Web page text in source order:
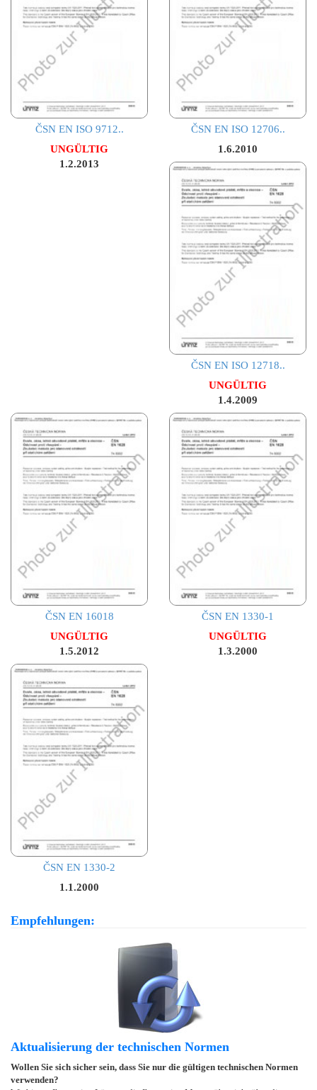
ČSN EN ISO 9712..
UNGÜLTIG
1.2.2013
ČSN EN ISO 12706..
1.6.2010
ČSN EN ISO 12718..
UNGÜLTIG
1.4.2009
ČSN EN 16018
UNGÜLTIG
1.5.2012
ČSN EN 1330-1
UNGÜLTIG
1.3.2000
ČSN EN 1330-2
1.1.2000
Empfehlungen:
Aktualisierung der technischen Normen
Wollen Sie sich sicher sein, dass Sie nur die gültigen technischen Normen
verwenden?